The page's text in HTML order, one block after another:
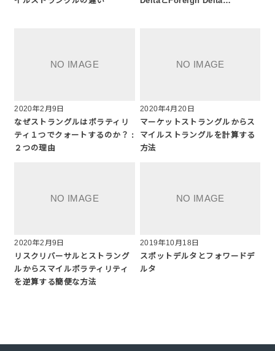
2020年2月9日
なぜストラングルはボラティリ
ティ１つでクォートするのか？ :
２つの理由
2020年4月20日
マーケットストラングルからス
マイルストラングルを計算する
方法
2020年2月9日
リスクリバーサルとストラング
ルからスマイルボラティリティ
を逆算する簡便な方法
2019年10月18日
スポットデルタとフォワードデ
ルタ